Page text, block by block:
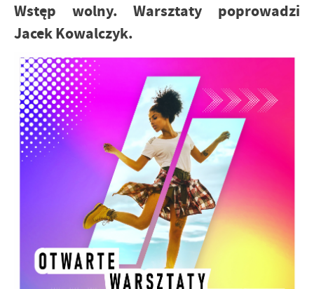
Wstęp wolny. Warsztaty poprowadzi
Jacek Kowalczyk.